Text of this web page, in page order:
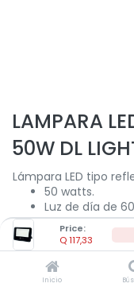
Price:
Q117,33
Inicio
LAMPARA
50W DL
Lámpara LED tipo
50 watts.
Luz de día de
Flujo luminoso:
40,000 horas
Grado de
Uso para
deportivas,